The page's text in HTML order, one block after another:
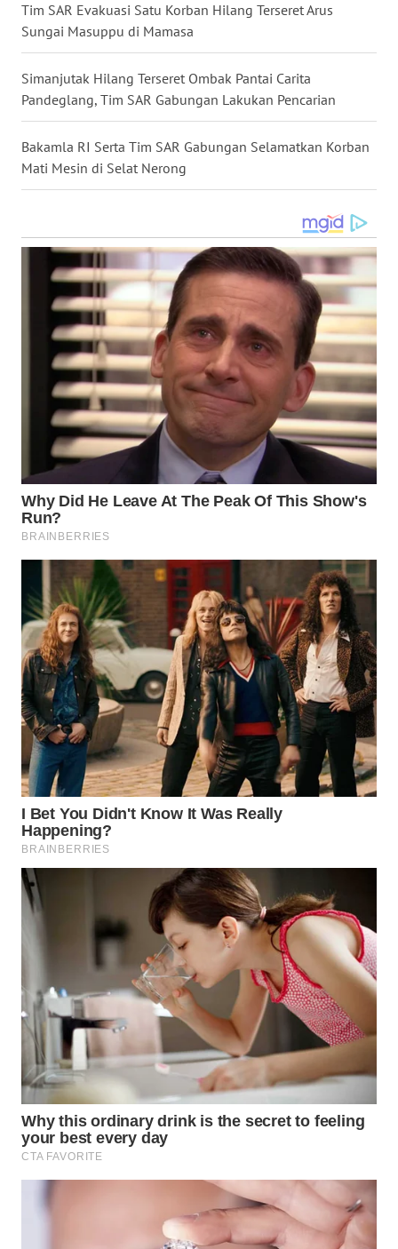
Tim SAR Evakuasi Satu Korban Hilang Terseret Arus
Sungai Masuppu di Mamasa
Simanjutak Hilang Terseret Ombak Pantai Carita
Pandeglang, Tim SAR Gabungan Lakukan Pencarian
Bakamla RI Serta Tim SAR Gabungan Selamatkan Korban
Mati Mesin di Selat Nerong
WN
KALTIM
WN
SULSEL
WN
GORONTALO
WN
WN
MALUT
DAIRI
WN
DANAU
TOBA
WN
LANGKAT
WN
TAPANULI
SELATAN
WN
TANJUNG
LESUNG
WN
KARO
SIMALUNGUN
WN
LABUHANBATU
WN
TAPANULI
TENGAH
WN DELI
SERDANG